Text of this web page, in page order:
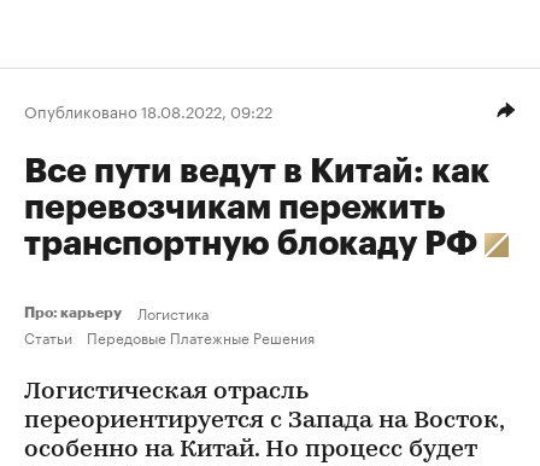
Опубликовано 18.08.2022, 09:22
Все пути ведут в Китай: как
перевозчикам пережить
транспортную блокаду РФ
Про: карьеру
Логистика
Статьи
Передовые Платежные Решения
Логистическая отрасль
переориентируется с Запада на Восток,
особенно на Китай. Но процесс будет